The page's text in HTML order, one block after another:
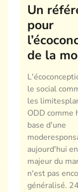
Un
pour
de la
le social
les
ODD comme
base d'une
aujourd'hui
majeur du
n'est pas
généralisé.